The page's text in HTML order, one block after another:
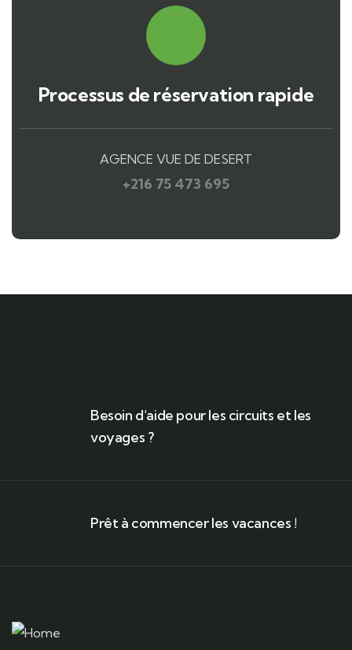
Processus de réservation rapide
AGENCE VUE DE DESERT
+216 75 473 695
Besoin d'aide pour les circuits et les
voyages ?
Prêt à commencer les vacances !